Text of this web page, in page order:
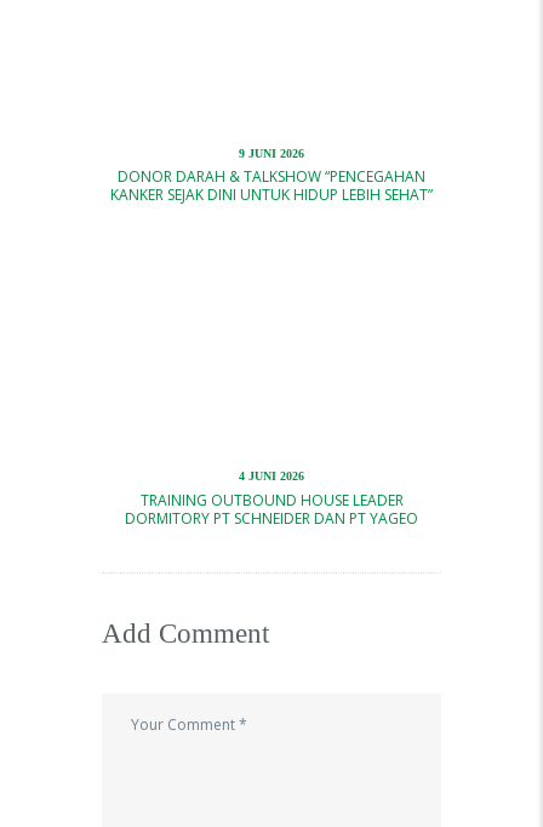
9 JUNI 2026
DONOR DARAH & TALKSHOW “PENCEGAHAN
KANKER SEJAK DINI UNTUK HIDUP LEBIH SEHAT”
4 JUNI 2026
TRAINING OUTBOUND HOUSE LEADER
DORMITORY PT SCHNEIDER DAN PT YAGEO
Add Comment